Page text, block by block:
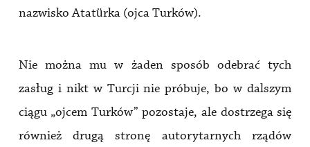
nazwisko Atatürka (ojca Turków).
Nie można mu w żaden sposób odebrać tych
zasług i nikt w Turcji nie próbuje, bo w dalszym
ciągu „ojcem Turków” pozostaje, ale dostrzega się
również drugą stronę autorytarnych rządów